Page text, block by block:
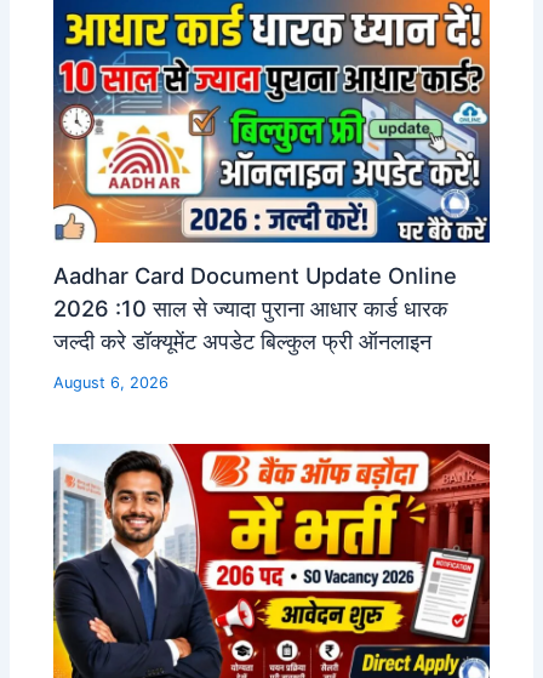
Aadhar Card Document Update Online
2026 :10 साल से ज्यादा पुराना आधार कार्ड धारक
जल्दी करे डॉक्यूमेंट अपडेट बिल्कुल फ्री ऑनलाइन
August 6, 2026